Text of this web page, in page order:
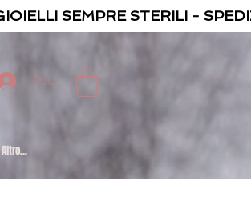
SEMPRE STERILI -
Accedi
Altro...